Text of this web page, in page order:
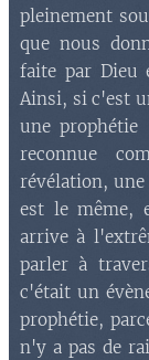
pleinement
que nous
faite par Dieu
Ainsi, si c'est
une
reconnue
révélation, une
est le même,
arrive à
parler à
c'était un
prophétie,
n'y a pas de